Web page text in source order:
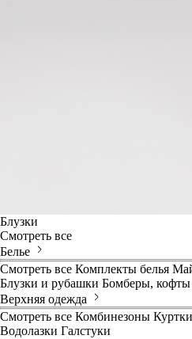
Блузки
Смотреть все
Белье
Смотреть все Комплекты белья
Блузки и рубашки Бомберы, кофты
Верхняя одежда
Смотреть все Комбинезоны Куртки
Водолазки Галстуки